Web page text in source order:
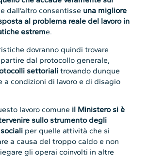
dall’altro consentisse una migliore
al problema reale del lavoro in
estreme.
dovranno quindi trovare
dal protocollo generale,
settorialitrovando dunque
a condizioni di lavoro e di disagio
lavoro comune il Ministero si è
sullo strumento degli
per quelle attività che si
a causa del troppo caldo e non
gli operai coinvolti in altre